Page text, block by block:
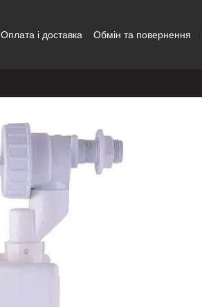
Оплата і доставка Обмін та повернення